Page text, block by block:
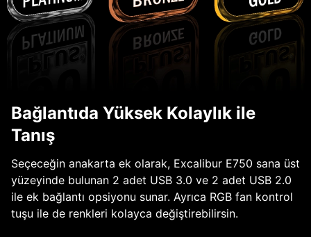
Bağlantıda Yüksek Kolaylık ile
Tanış
Seçeceğin anakarta ek olarak, Excalibur E750 sana üst
yüzeyinde bulunan 2 adet USB 3.0 ve 2 adet USB 2.0
ile ek bağlantı opsiyonu sunar. Ayrıca RGB fan kontrol
tuşu ile de renkleri kolayca değiştirebilirsin.